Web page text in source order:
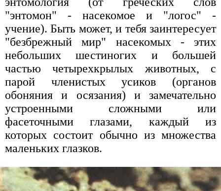
"энтомон" - насекомое и "логос" -
учение). Быть может, и тебя заинтересует
"безбрежный мир" насекомых - этих
небольших шестиногих и большей
частью четырехкрылых животных, с
парой членистых усиков (органов
обоняния и осязания) и замечательно
устроенными сложными или
фасеточными глазами, каждый из
которых состоит обычно из множества
маленьких глазков.